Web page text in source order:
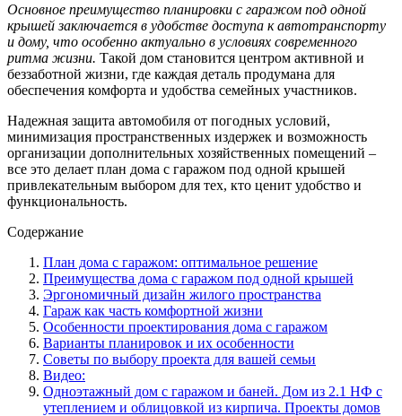
Основное преимущество планировки с гаражом под одной
крышей заключается в удобстве доступа к автотранспорту
и дому, что особенно актуально в условиях современного
ритма жизни. Такой дом становится центром активной и
беззаботной жизни, где каждая деталь продумана для
обеспечения комфорта и удобства семейных участников.
Надежная защита автомобиля от погодных условий,
минимизация пространственных издержек и возможность
организации дополнительных хозяйственных помещений –
все это делает план дома с гаражом под одной крышей
привлекательным выбором для тех, кто ценит удобство и
функциональность.
Содержание
План дома с гаражом: оптимальное решение
Преимущества дома с гаражом под одной крышей
Эргономичный дизайн жилого пространства
Гараж как часть комфортной жизни
Особенности проектирования дома с гаражом
Варианты планировок и их особенности
Советы по выбору проекта для вашей семьи
Видео:
Одноэтажный дом с гаражом и баней. Дом из 2.1 НФ с
утеплением и облицовкой из кирпича. Проекты домов